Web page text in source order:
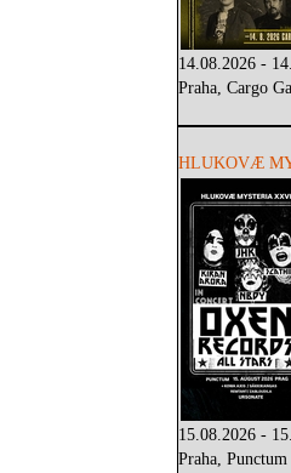
14.08.2026 -
Praha, Cargo
HLUKOVÆ
15.08.2026 -
Praha,